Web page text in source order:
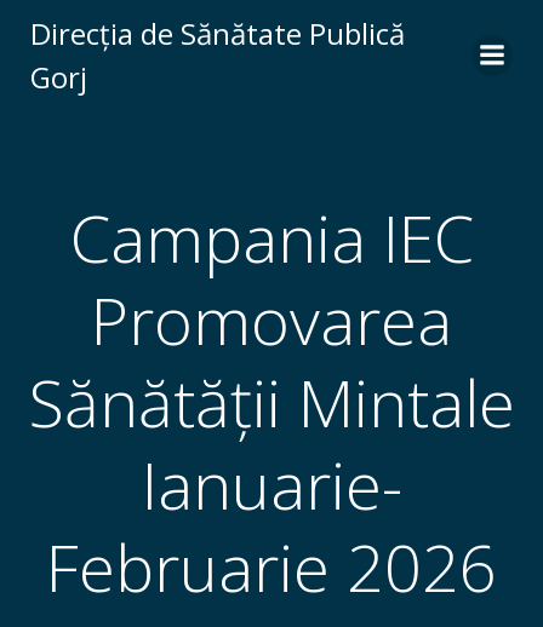
to
Direcția de Sănătate Publică
Gorj
Campania IEC
Promovarea
Sănătății Mintale
Ianuarie-
Februarie 2026